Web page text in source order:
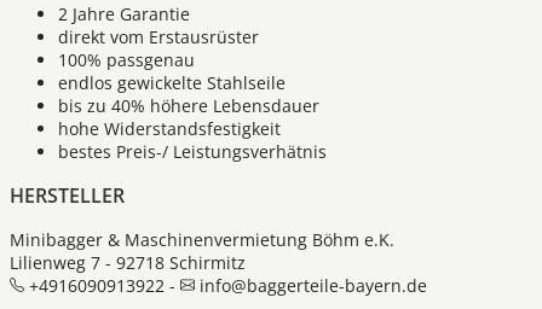
2 Jahre Garantie
direkt vom Erstausrüster
100% passgenau
endlos gewickelte Stahlseile
bis zu 40% höhere Lebensdauer
hohe Widerstandsfestigkeit
bestes Preis-/ Leistungsverhätnis
HERSTELLER
Minibagger & Maschinenvermietung Böhm e.K.
Lilienweg 7 - 92718 Schirmitz
+4916090913922 -
info@baggerteile-bayern.de